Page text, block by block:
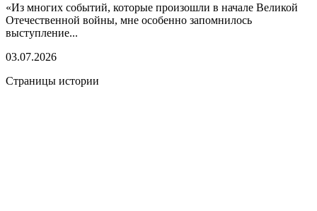
«Из многих событий, которые произошли в начале Великой
Отечественной войны, мне особенно запомнилось
выступление...
03.07.2026
Страницы истории